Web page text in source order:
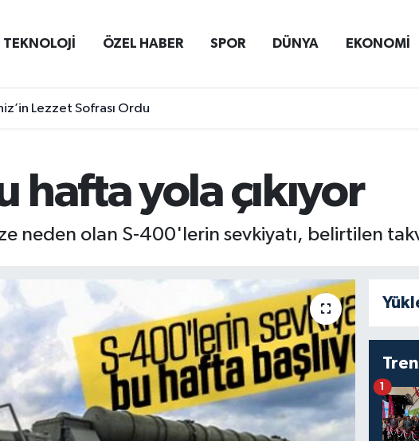
TEKNOLOJİ ÖZEL HABER SPOR DÜNYA EKONOMİ
Lezzet Sofrası Ordu
yola çıkıyor
neden olan S-400'lerin sevkiyatı, belirtilen
1